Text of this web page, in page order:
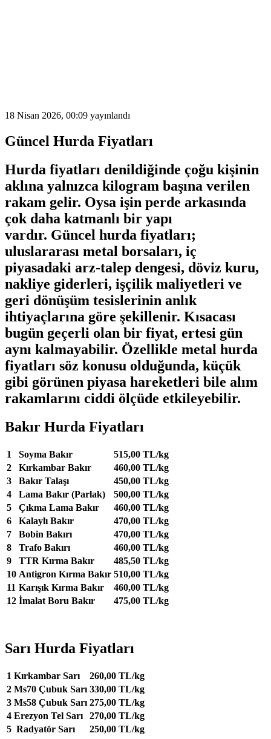
18 Nisan 2026, 00:09 yayınlandı
Güncel Hurda Fiyatları
Hurda fiyatları denildiğinde çoğu kişinin
aklına yalnızca kilogram başına verilen
rakam gelir. Oysa işin perde arkasında
çok daha katmanlı bir yapı
vardır. Güncel hurda fiyatları;
uluslararası metal borsaları, iç
piyasadaki arz-talep dengesi, döviz kuru,
nakliye giderleri, işçilik maliyetleri ve
geri dönüşüm tesislerinin anlık
ihtiyaçlarına göre şekillenir. Kısacası
bugün geçerli olan bir fiyat, ertesi gün
aynı kalmayabilir. Özellikle metal hurda
fiyatları söz konusu olduğunda, küçük
gibi görünen piyasa hareketleri bile alım
rakamlarını ciddi ölçüde etkileyebilir.
Bakır Hurda Fiyatları
1 Soyma Bakır
515,00 TL/kg
2
Kırkambar Bakır
460,00 TL/kg
3
Bakır Talaşı
450,00 TL/kg
4
Lama Bakır (Parlak)
500,00 TL/kg
5
Çıkma Lama Bakır
460,00 TL/kg
6
Kalaylı Bakır
470,00 TL/kg
7
Bobin Bakırı
470,00 TL/kg
8
Trafo Bakırı
460,00 TL/kg
9
TTR Kırma Bakır
485,50 TL/kg
10 Antigron Kırma Bakır 510,00 TL/kg
11 Karışık Kırma Bakır
460,00 TL/kg
12 İmalat Boru Bakır 475,00 TL/kg
Sarı Hurda Fiyatları
1 Kırkambar Sarı
260,00 TL/kg
2 Ms70 Çubuk Sarı 330,00 TL/kg
3 Ms58 Çubuk Sarı 275,00 TL/kg
4 Erezyon Tel Sarı
270,00 TL/kg
5 Radyatör Sarı
250,00 TL/kg